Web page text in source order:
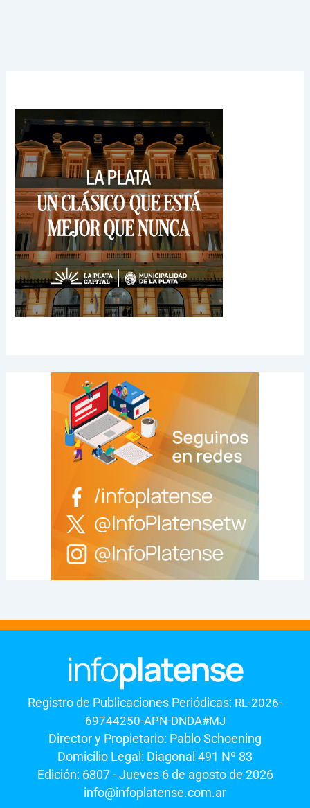
Registro de Publicaciones Periódicas: RL-2026-
69744250-APN-DNDA#MJ
Director y Propietario: Pablo Schoening
Domicilio Legal: Diagonal 491 Nº 83
Edición: 6807 - Jueves 6 de agosto de 2026
info@infoplatense.com.ar